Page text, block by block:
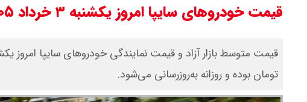
قیمت خودرو‌های سایپا امروز یکشنبه ۳ خرداد ۱۴۰۵/ ساینا اتوماتیک امروز چند؟ + جدول
تومان بوده و روزانه به‌روز‌رسانی می‌شود.